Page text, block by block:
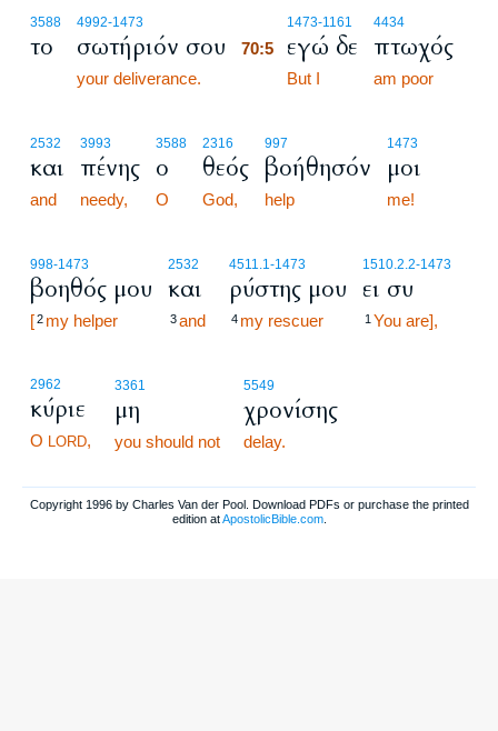
3588
το
4992-1473
σωτήριόν σου
your deliverance.
1473-1161
70:5 εγώ δε
But I
4434
πτωχός
am poor
2532
και
and
3993
πένης
needy,
3588
ο
O
2316
θεός
God,
997
βοήθησόν
help
1473
μοι
me!
998-1473
βοηθός μου
[2 my helper
2532
και
3and
4511.1-1473
ρύστης μου
4 my rescuer
1510.2.2-1473
ει συ
1 You are],
2962
κύριε
O LORD,
3361
μη
you should not
5549
χρονίσης
delay.
Copyright 1996 by Charles Van der Pool. Download PDFs or purchase the printed
edition atApostolicBible.com.